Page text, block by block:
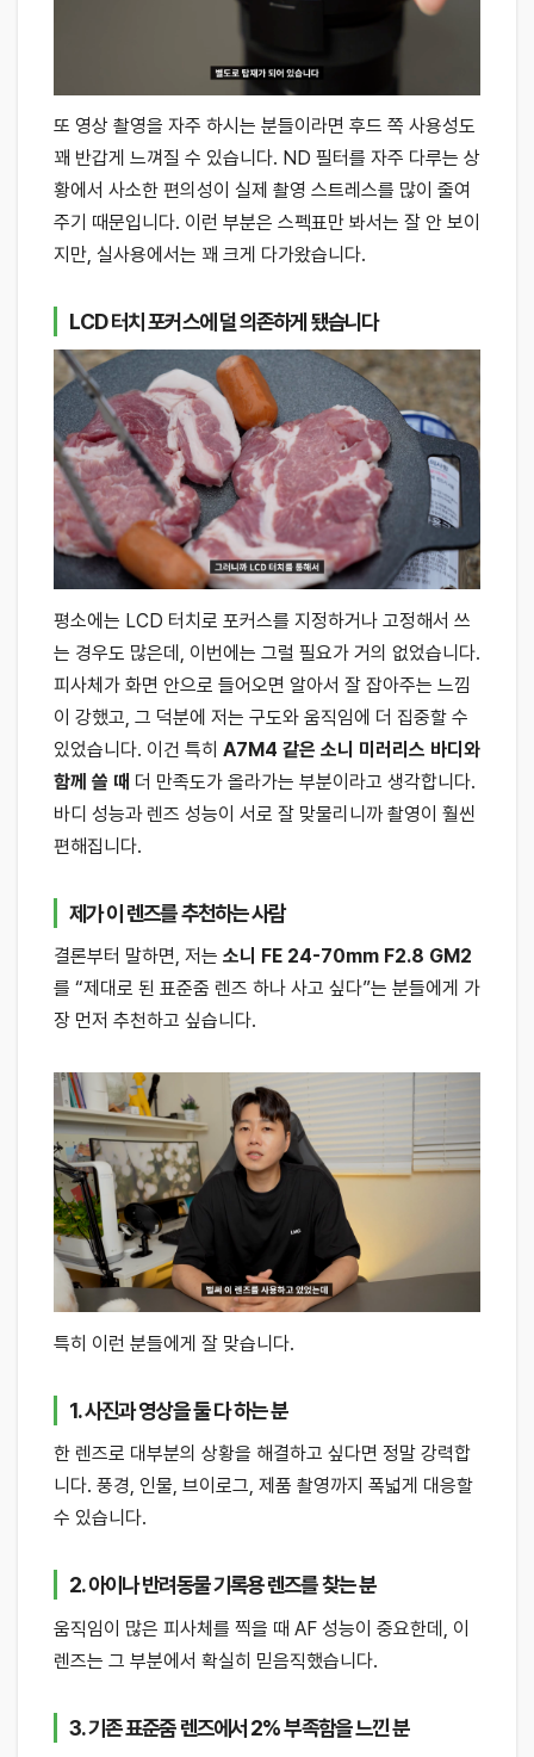
또 영상 촬영을 자주 하시는 분들이라면 후드 쪽 사용성도
꽤 반갑게 느껴질 수 있습니다. ND 필터를 자주 다루는 상
황에서 사소한 편의성이 실제 촬영 스트레스를 많이 줄여
주기 때문입니다. 이런 부분은 스펙표만 봐서는 잘 안 보이
지만, 실사용에서는 꽤 크게 다가왔습니다.
LCD 터치 포커스에 덜 의존하게 됐습니다
평소에는 LCD 터치로 포커스를 지정하거나 고정해서 쓰
는 경우도 많은데, 이번에는 그럴 필요가 거의 없었습니다.
피사체가 화면 안으로 들어오면 알아서 잘 잡아주는 느낌
이 강했고, 그 덕분에 저는 구도와 움직임에 더 집중할 수
있었습니다. 이건 특히 A7M4 같은 소니 미러리스 바디와
함께 쓸 때 더 만족도가 올라가는 부분이라고 생각합니다.
바디 성능과 렌즈 성능이 서로 잘 맞물리니까 촬영이 훨씬
편해집니다.
제가 이 렌즈를 추천하는 사람
결론부터 말하면, 저는 소니 FE 24-70mm F2.8 GM2
를 “제대로 된 표준줌 렌즈 하나 사고 싶다”는 분들에게 가
장 먼저 추천하고 싶습니다.
특히 이런 분들에게 잘 맞습니다.
1. 사진과 영상을 둘 다 하는 분
한 렌즈로 대부분의 상황을 해결하고 싶다면 정말 강력합
니다. 풍경, 인물, 브이로그, 제품 촬영까지 폭넓게 대응할
수 있습니다.
2. 아이나 반려동물 기록용 렌즈를 찾는 분
움직임이 많은 피사체를 찍을 때 AF 성능이 중요한데, 이
렌즈는 그 부분에서 확실히 믿음직했습니다.
3. 기존 표준줌 렌즈에서 2% 부족함을 느낀 분